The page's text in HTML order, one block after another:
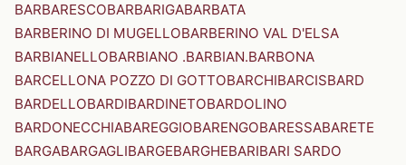
BARBARESCOBARBARIGABARBATA
BARBERINO DI MUGELLOBARBERINO VAL D'ELSA
BARBIANELLOBARBIANO .BARBIAN.BARBONA
BARCELLONA POZZO DI GOTTOBARCHIBARCISBARD
BARDELLOBARDIBARDINETOBARDOLINO
BARDONECCHIABAREGGIOBARENGOBARESSABARETE
BARGABARGAGLIBARGEBARGHEBARIBARI SARDO